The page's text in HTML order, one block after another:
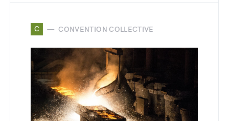
C CONVENTION COLLECTIVE